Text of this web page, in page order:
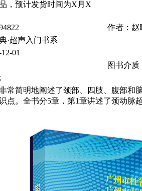
，预计发货时间为X月X
作者：赵
·超声入门书系
01
图书介质
常简明地阐述了颈部、四肢、腹部和
点。全书分5章，第1章讲述了颈动脉